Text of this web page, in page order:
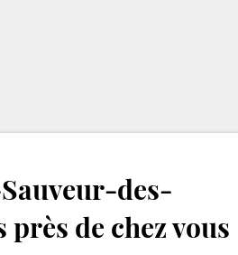
des-
près de chez vous